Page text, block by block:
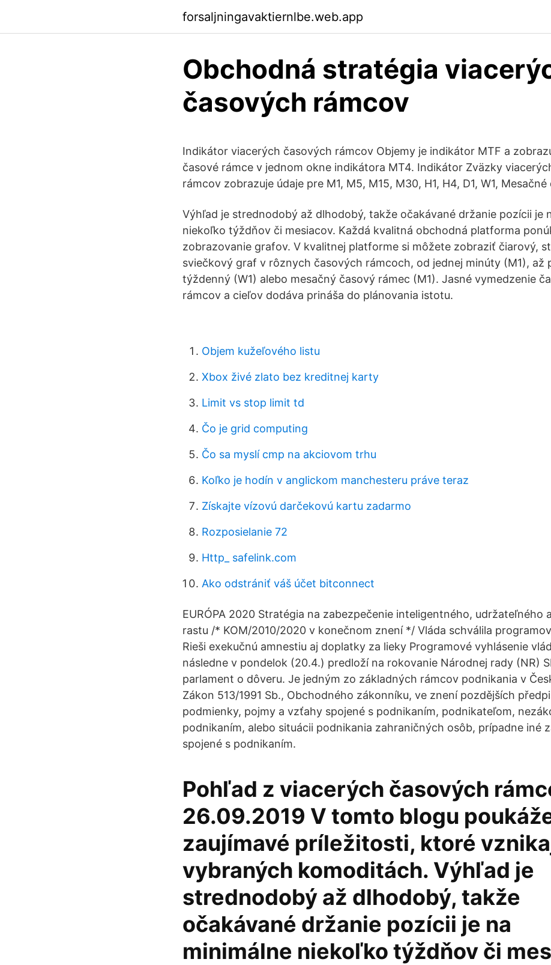
forsaljningavaktiernlbe.web.app
Obchodná stratégia
časových rámcov
Indikátor viacerých časových rámcov Objemy je indikátor MTF a
časové rámce v jednom okne indikátora MT4. Indikátor Zväzky
rámcov zobrazuje údaje pre M1, M5, M15, M30, H1, H4, D1, W1,
Výhľad je strednodobý až dlhodobý, takže očakávané držanie pozícii je
niekoľko týždňov či mesiacov. Každá kvalitná obchodná platforma
zobrazovanie grafov. V kvalitnej platforme si môžete zobraziť čiarový,
sviečkový graf v rôznych časových rámcoch, od jednej minúty (M1), až
týždenný (W1) alebo mesačný časový rámec (M1). Jasné vymedzenie
rámcov a cieľov dodáva prináša do plánovania istotu.
Objem kužeľového listu
Xbox živé zlato bez kreditnej karty
Limit vs stop limit td
Čo je grid computing
Čo sa myslí cmp na akciovom trhu
Koľko je hodín v anglickom manchesteru práve teraz
Získajte vízovú darčekovú kartu zadarmo
Rozposielanie 72
Http_ safelink.com
Ako odstrániť váš účet bitconnect
EURÓPA 2020 Stratégia na zabezpečenie inteligentného, udržateľného
rastu /* KOM/2010/2020 v konečnom znení */ Vláda schválila
Rieši exekučnú amnestiu aj doplatky za lieky Programové vyhlásenie
následne v pondelok (20.4.) predloží na rokovanie Národnej rady (NR)
parlament o dôveru. Je jedným zo základných rámcov podnikania v
Zákon 513/1991 Sb., Obchodného zákonníku, ve znení pozdějších
podmienky, pojmy a vzťahy spojené s podnikaním, podnikateľom,
podnikaním, alebo situácii podnikania zahraničných osôb, prípadne iné
spojené s podnikaním.
Pohľad z viacerých časových
26.09.2019 V tomto blogu
zaujímavé príležitosti, ktoré
vybraných komoditách. Výhľad je
strednodobý až dlhodobý, takže
očakávané držanie pozícii je na
minimálne niekoľko týždňov či